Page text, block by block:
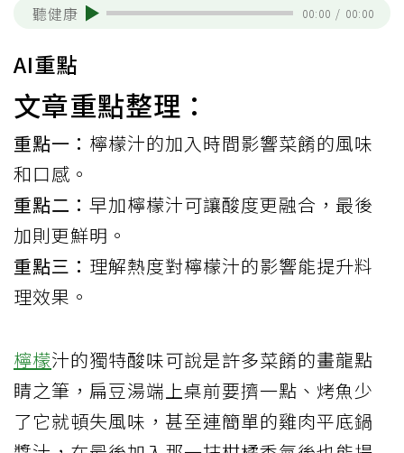
聽健康 00:00 / 00:00
AI重點
文章重點整理：
重點一： 檸檬汁的加入時間影響菜餚的風味
和口感。
重點二： 早加檸檬汁可讓酸度更融合，最後
加則更鮮明。
重點三： 理解熱度對檸檬汁的影響能提升料
理效果。
檸檬汁的獨特酸味可說是許多菜餚的畫龍點
睛之筆，扁豆湯端上桌前要擠一點、烤魚少
了它就頓失風味，甚至連簡單的雞肉平底鍋